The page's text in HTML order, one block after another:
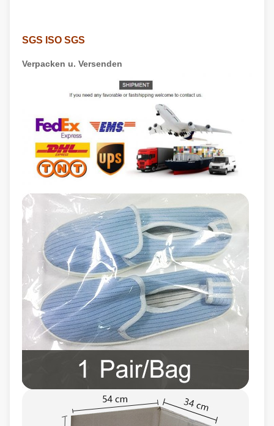
SGS ISO SGS
Verpacken u. Versenden